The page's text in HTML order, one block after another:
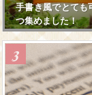
手書き風でとても
つ集めました！